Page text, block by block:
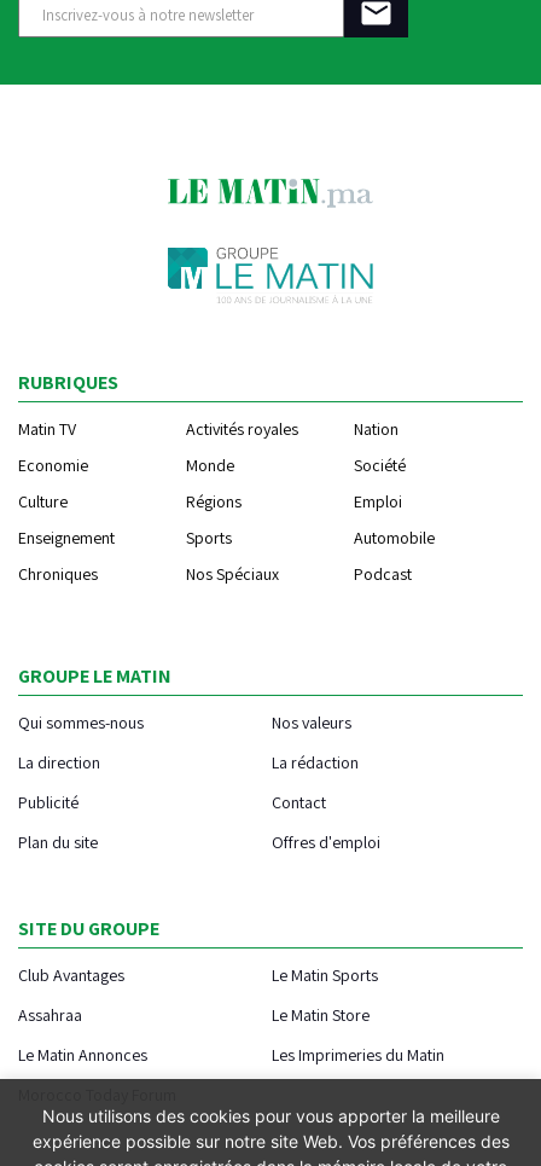
RUBRIQUES
Matin TV Activités royales
Nation
Economie
Monde
Société
Culture
Régions
Emploi
Enseignement
Sports
Automobile
Chroniques
Nos Spéciaux Podcast
GROUPE LE MATIN
Qui sommes-nous
Nos valeurs
La direction
La rédaction
Publicité
Contact
Plan du site
Offres d'emploi
SITE DU GROUPE
Club Avantages
Le Matin Sports
Assahraa
Le Matin Store
Le Matin Annonces
Les Imprimeries du Matin
Nous utilisons des cookies pour vous apporter la meilleure
expérience possible sur notre site Web. Vos préférences des